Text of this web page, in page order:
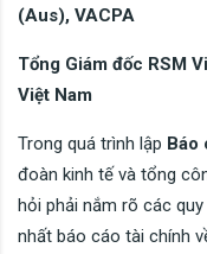
(Aus), VACPA
Tổng Giám đốc RSM
Việt Nam
Trong quá trình lập Báo
đoàn kinh tế và tổng
hỏi phải nắm rõ các
nhất báo cáo tài chính